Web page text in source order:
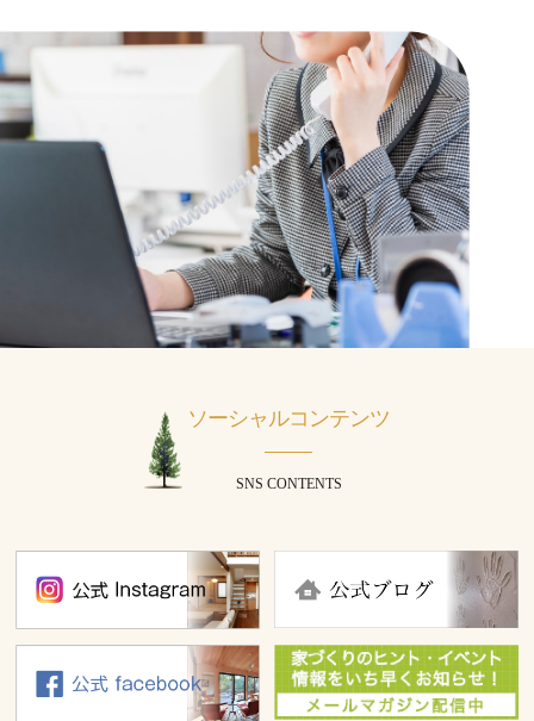
ソーシャルコンテンツ
SNS CONTENTS